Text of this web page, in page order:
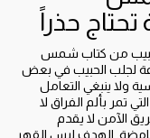
حذراً
من كتاب شمس
لجلب الحبيب في بعض
ولا ينبغي التعامل
تمر بألم الفراق لا
الآمن لا يقدم
الهدف ليس القهر